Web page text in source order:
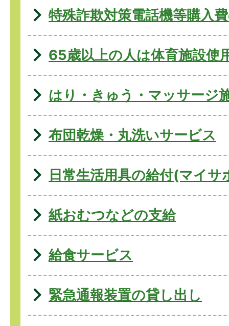
特殊詐欺対策電話機等購入
65歳以上の人は体育施設使
はり・きゅう・マッサージ
布団乾燥・丸洗いサービス
日常生活用具の給付(マイサ
紙おむつなどの支給
給食サービス
緊急通報装置の貸し出し